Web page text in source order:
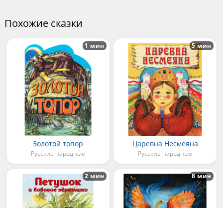
Похожие сказки
Золотой топор
Русские народные
1 мин
Царевна Несмеяна
Русские народные
5 мин
2 мин 8 мин